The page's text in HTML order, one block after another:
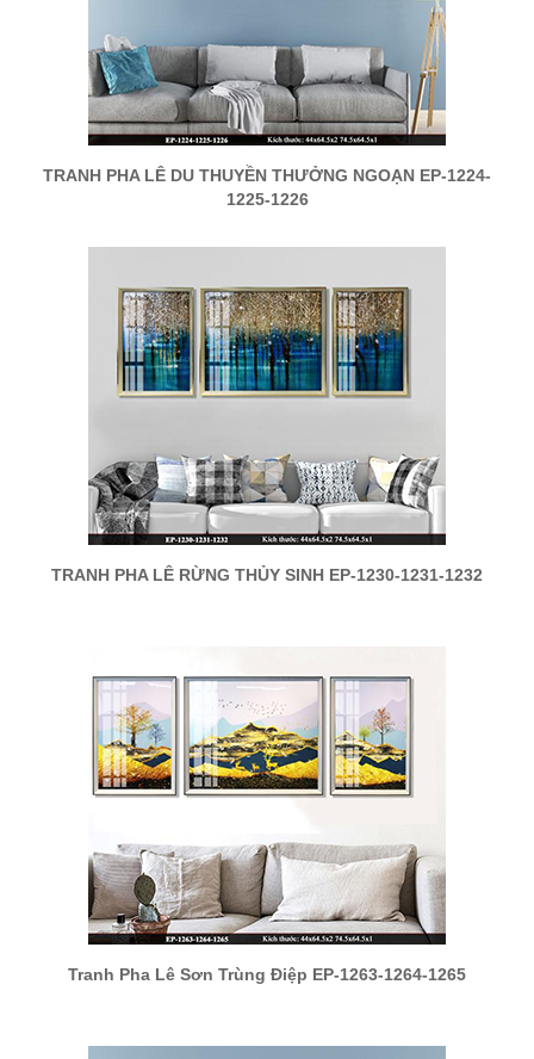
TRANH PHA LÊ DU THUYỀN THƯỞNG NGOẠN EP-1224-
1225-1226
TRANH PHA LÊ RỪNG THỦY SINH EP-1230-1231-1232
Tranh Pha Lê Sơn Trùng Điệp EP-1263-1264-1265